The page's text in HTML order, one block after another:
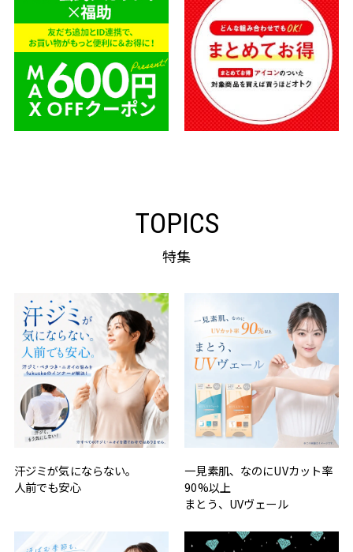
TOPICS
特集
汗ジミが気にならない。
人前でも安心
一見素肌、なのにUVカット率
90%以上
まとう、UVヴェール